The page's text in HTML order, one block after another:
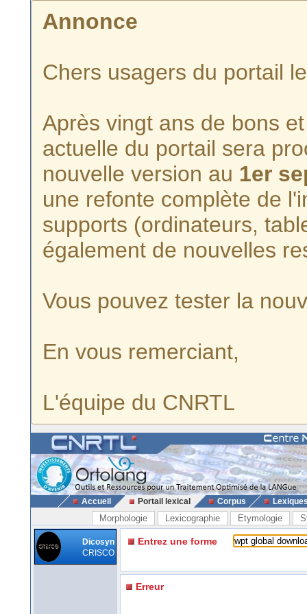
Annonce
Chers usagers du portail
Après vingt ans de bons
actuelle du portail sera
nouvelle version au 1er
une refonte complète de
supports (ordinateurs,
également de nouvelles
Vous pouvez tester la
En vous remerciant,
L'équipe du CNRTL
Accueil Portail lexical Corpus
Morphologie Lexicographie Etymologie
Dicosyn
CRISCO
Entrez une forme
Erreur